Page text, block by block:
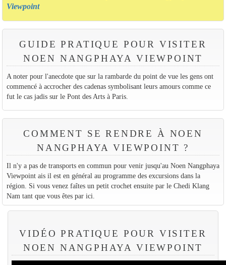
Viewpoint
GUIDE PRATIQUE POUR VISITER
NOEN NANGPHAYA VIEWPOINT
A noter pour l'anecdote que sur la rambarde du point de vue les gens ont
commencé à accrocher des cadenas symbolisant leurs amours comme ce
fut le cas jadis sur le Pont des Arts à Paris.
COMMENT SE RENDRE À NOEN
NANGPHAYA VIEWPOINT ?
Il n'y a pas de transports en commun pour venir jusqu'au Noen Nangphaya
Viewpoint ais il est en général au programme des excursions dans la
région. Si vous venez faîtes un petit crochet ensuite par le Chedi Klang
Nam tant que vous êtes par ici.
VIDÉO PRATIQUE POUR VISITER
NOEN NANGPHAYA VIEWPOINT